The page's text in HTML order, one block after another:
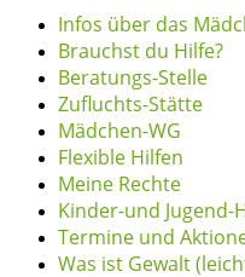
Infos über das
Brauchst du Hilfe?
Beratungs-Stelle
Zufluchts-Stätte
Mädchen-WG
Flexible Hilfen
Meine Rechte
Kinder-und Jugend-
Termine und
Was ist Gewalt